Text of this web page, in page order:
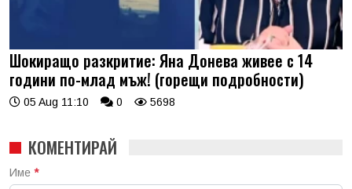
Шокиращо разкритие: Яна Донева живее с 14
години по-млад мъж! (горещи подробности)
05 Aug 11:10 0 5698
КОМЕНТИРАЙ
Име *